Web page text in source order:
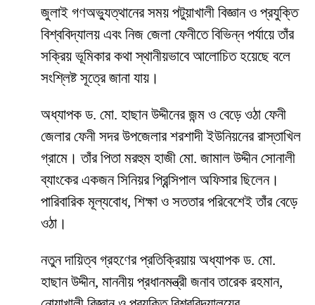
জুলাই গণঅভ্যুত্থানের সময় পটুয়াখালী বিজ্ঞান ও প্রযুক্তি
বিশ্ববিদ্যালয় এবং নিজ জেলা ফেনীতে বিভিন্ন পর্যায়ে তাঁর
সক্রিয় ভূমিকার কথা স্থানীয়ভাবে আলোচিত হয়েছে বলে
সংশ্লিষ্ট সূত্রে জানা যায়।
অধ্যাপক ড. মো. হাছান উদ্দীনের জন্ম ও বেড়ে ওঠা ফেনী
জেলার ফেনী সদর উপজেলার শরশাদী ইউনিয়নের রাস্তাখিল
গ্রামে। তাঁর পিতা মরহুম হাজী মো. জামাল উদ্দীন সোনালী
ব্যাংকের একজন সিনিয়র প্রিন্সিপাল অফিসার ছিলেন।
পারিবারিক মূল্যবোধ, শিক্ষা ও সততার পরিবেশেই তাঁর বেড়ে
ওঠা।
নতুন দায়িত্ব গ্রহণের প্রতিক্রিয়ায় অধ্যাপক ড. মো.
হাছান উদ্দীন, মাননীয় প্রধানমন্ত্রী জনাব তারেক রহমান,